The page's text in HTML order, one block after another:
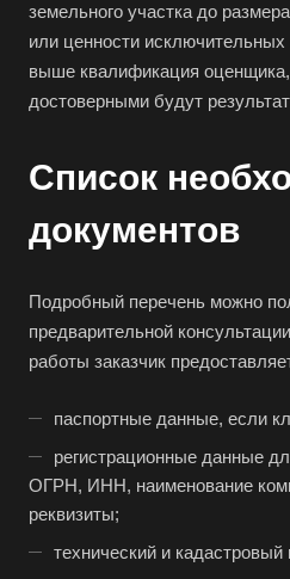
земельного участка до
или ценности
выше квалификация
достоверными будут
Список
документов
Подробный перечень можно
предварительной
работы заказчик
паспортные данные, если
регистрационные данные
ОГРН, ИНН, наименование
реквизиты;
технический и кадастровый
Ачинск
Баймак
Балаково
Балашов
Барнаул
Батайск
Белгород
Белебей
Белово